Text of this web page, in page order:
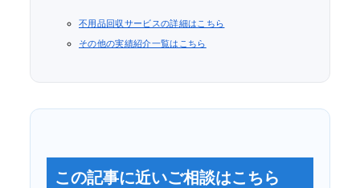
不用品回収サービスの詳細はこちら
その他の実績紹介一覧はこちら
この記事に近いご相談はこちら